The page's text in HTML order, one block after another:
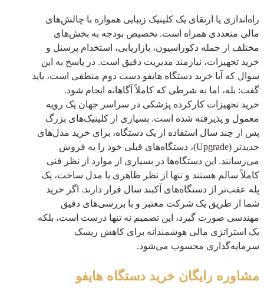
راه‌اندازی یا ارتقای یک کلینیک زیبایی همواره با چالش‌های
مالی متعددی همراه است. تخصیص بودجه به بخش‌های
مختلف از جمله دکوراسیون، بازاریابی، استخدام پرسنل و
خرید تجهیزات، نیازمند مدیریت دقیق است. در پاسخ به این
سوال که آیا خرید دستگاه هایفو دست دوم منطقی است، باید
گفت: بله، اما به شرطی که کاملاً آگاهانه انجام شود.
خرید تجهیزات کارکرده پزشکی در سراسر جهان یک رویه
معمول و پذیرفته شده است. بسیاری از کلینیک‌های بزرگ
پس از چند سال استفاده از یک دستگاه، برای خرید مدل‌های
جدیدتر (Upgrade)، دستگاه‌های قبلی خود را به فروش
می‌رسانند. این دستگاه‌ها در بسیاری از موارد از نظر فنی
کاملاً سالم هستند و تنها از نظر ظاهری یا مدل ساخت، یک
پله عقب‌تر از دستگاه‌های آکبند سال قرار دارند. اگر خرید
شما از طریق یک شرکت معتبر و با بررسی‌های دقیق
مهندسی صورت گیرد، این تصمیم نه تنها درست است، بلکه
یک استراتژی مالی هوشمندانه برای کاهش ریسک
سرمایه‌گذاری محسوب می‌شود.
مشاوره رایگان خرید دستگاه هایفو